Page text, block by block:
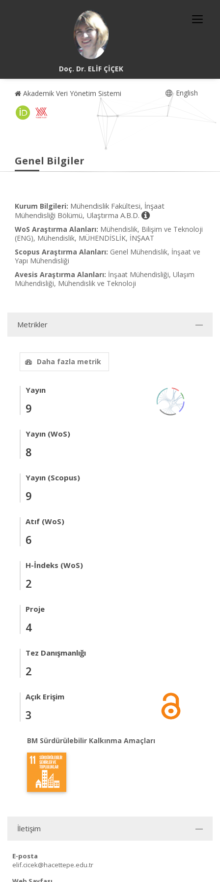
Doç. Dr. ELİF ÇİÇEK
Akademik Veri Yönetim Sistemi English
Genel Bilgiler
Kurum Bilgileri: Mühendislik Fakültesi, İnşaat
Mühendisliği Bölümü, Ulaştırma A.B.D.
WoS Araştırma Alanları: Mühendislik, Bilişim ve Teknoloji
(ENG), Mühendislik, MÜHENDİSLİK, İNŞAAT
Scopus Araştırma Alanları: Genel Mühendislik, İnşaat ve
Yapı Mühendisliği
Avesis Araştırma Alanları: İnşaat Mühendisliği, Ulaşım
Mühendisliği, Mühendislik ve Teknoloji
Metrikler
Daha fazla metrik
Yayın
9
Yayın (WoS)
8
Yayın (Scopus)
9
Atıf (WoS)
6
H-İndeks (WoS)
2
Proje
4
Tez Danışmanlığı
2
Açık Erişim
3
BM Sürdürülebilir Kalkınma Amaçları
İletişim
E-posta
elif.cicek@hacettepe.edu.tr